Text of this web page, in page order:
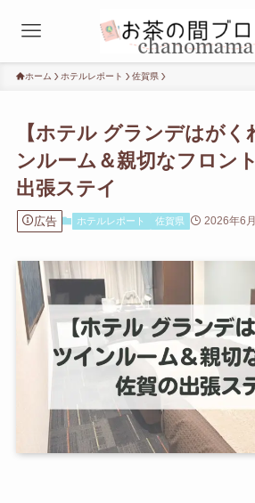
ホーム ホテルレポート 佐賀県
【ホテル グランデはがく
ンルーム＆親切なフロン
出張ステイ
広告 ホテルレポート 佐賀県 2026年6